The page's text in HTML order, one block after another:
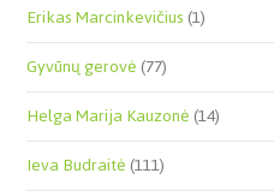
Erikas Marcinkevičius(1)
Gyvūnų gerovė(77)
Helga Marija Kauzonė(14)
Ieva Budraitė(111)